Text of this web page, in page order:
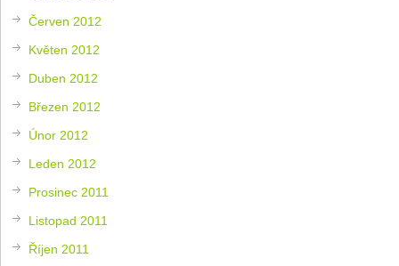
Červen 2012
Květen 2012
Duben 2012
Březen 2012
Únor 2012
Leden 2012
Prosinec 2011
Listopad 2011
Říjen 2011